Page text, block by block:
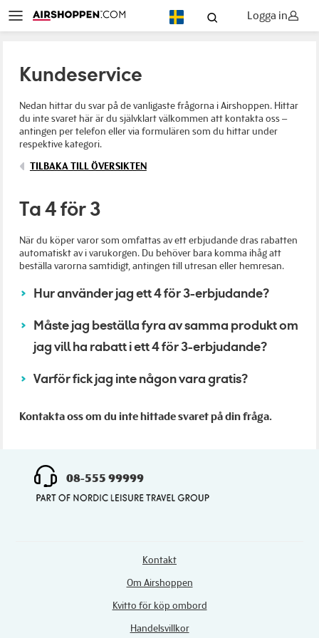
Logga in
Kundeservice
Nedan hittar du svar på de vanligaste frågorna i Airshoppen. Hittar
du inte svaret här är du självklart välkommen att kontakta oss –
antingen per telefon eller via formulären som du hittar under
respektive kategori.
TILBAKA TILL ÖVERSIKTEN
Ta 4 för 3
När du köper varor som omfattas av ett erbjudande dras rabatten
automatiskt av i varukorgen. Du behöver bara komma ihåg att
beställa varorna samtidigt, antingen till utresan eller hemresan.
Hur använder jag ett 4 för 3-erbjudande?
Måste jag beställa fyra av samma produkt om
jag vill ha rabatt i ett 4 för 3-erbjudande?
Varför fick jag inte någon vara gratis?
Kontakta oss om du inte hittade svaret på din fråga.
08-555 99999
Kontakt
Om Airshoppen
Kvitto för köp ombord
Handelsvillkor